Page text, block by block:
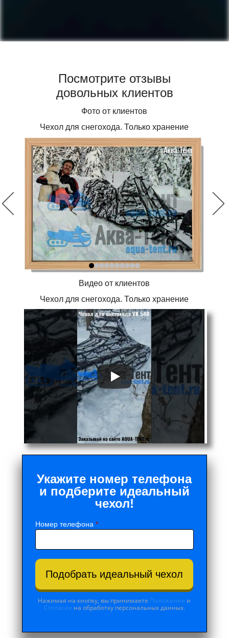
Посмотрите отзывы
довольных клиентов
Фото от клиентов
Чехол для снегохода. Только хранение
Видео от клиентов
Чехол для снегохода. Только хранение
Укажите номер телефона
и подберите идеальный
чехол!
Номер телефона *
Подобрать идеальный чехол
Нажимая на кнопку, вы принимаете Положение и
Согласие на обработку персональных данных.